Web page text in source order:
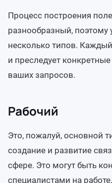
Процесс построения
разнообразный, поэтому
несколько типов.
и преследует
ваших запросов.
Рабочий
Это, пожалуй, основной
создание и развитие
сфере. Это могут быть
специалистами на